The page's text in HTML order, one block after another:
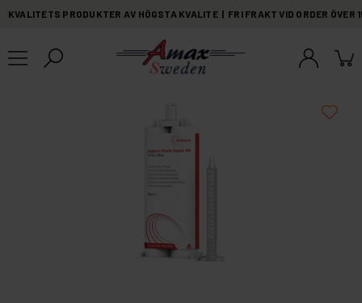
KVALITETS PRODUKTER AV HÖGSTA KVALITE | FRI FRAKT VID ORDER